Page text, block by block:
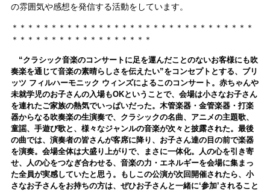
の雰囲気や感想を発信する活動をしています。
＊＊＊＊＊＊＊＊＊＊＊＊＊＊＊＊＊＊＊＊＊＊＊＊＊＊＊＊＊＊＊
＊＊＊＊＊＊＊＊＊＊＊＊＊＊＊＊＊＊
“クラシック音楽のコンサートに足を運んだことのないお客様にも吹
奏楽を通じて音楽の素晴らしさを伝えたい”をコンセプトとする、ブリ
ッツ フィルハーモニック ウィンズによるこのコンサート。 赤ちゃんや
未就学児のお子さんの入場もOKということで、会場は小さなお子さん
を連れたご家族の熱気でいっぱいだった。 木管楽器・金管楽器・打楽
器からなる吹奏楽の生演奏で、クラシックの名曲、アニメの主題歌、
童謡、手遊び歌と、様々なジャンルの音楽が次々と披露された。 最後
の曲では、演奏者の皆さんが客席に降り、お子さん達の目の前で楽器
を演奏。会場全体は大盛り上がりで、まさに一体化。 人の心を引き寄
せ、人の心をつなぎ合わせる、音楽の力・エネルギーを会場に集まっ
た全員が実感していたと思う。
もしこの公演が次回開催されたら、小
さなお子さんをお持ちの方は、ぜひお子さんと一緒に‘参加’されること